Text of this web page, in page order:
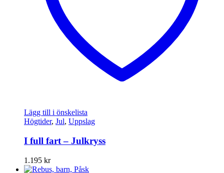
Lägg till i önskelista
Högtider, Jul, Uppslag
I full fart – Julkryss
1.195 kr